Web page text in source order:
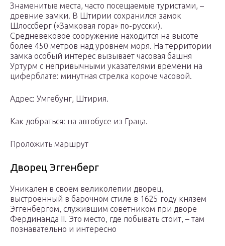
Знаменитые места, часто посещаемые туристами, –
древние замки. В Штирии сохранился замок
Шлоссберг («Замковая гора» по-русски).
Средневековое сооружение находится на высоте
более 450 метров над уровнем моря. На территории
замка особый интерес вызывает часовая башня
Уртурм с непривычными указателями времени на
циферблате: минутная стрелка короче часовой.
Адрес: Умгебунг, Штирия.
Как добраться: на автобусе из Граца.
Проложить маршрут
Дворец Эггенберг
Уникален в своем великолепии дворец,
выстроенный в барочном стиле в 1625 году князем
Эггенбергом, служившим советником при дворе
Фердинанда II. Это место, где побывать стоит, – там
познавательно и интересно